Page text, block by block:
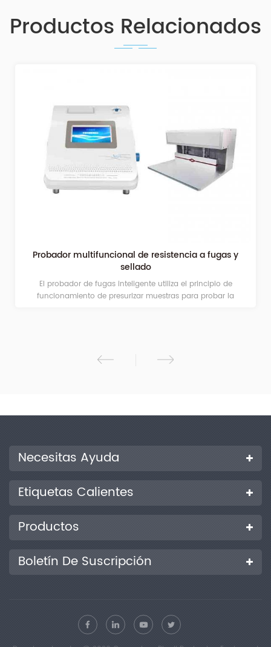
Productos Relacionados
Probador multifuncional de resistencia a fugas y
sellado
El probador de fugas inteligente utiliza el principio de
funcionamiento de presurizar muestras para probar la
prueba que pueden evaluar de manera integral la
adecuados para diferentes muestras.
Necesitas Ayuda
Etiquetas Calientes
Productos
Boletín De Suscripción